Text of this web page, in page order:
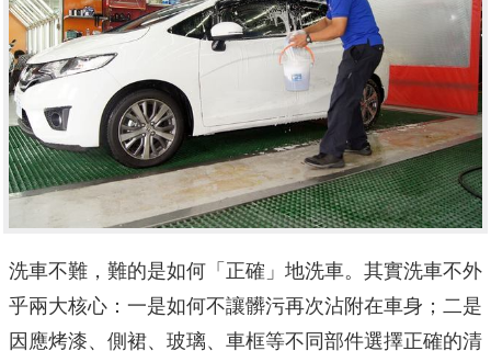
洗車不難，難的是如何「正確」地洗車。其實洗車不外
乎兩大核心：一是如何不讓髒污再次沾附在車身；二是
因應烤漆、側裙、玻璃、車框等不同部件選擇正確的清